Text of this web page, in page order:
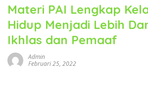
n
d
i
d
k
Materi PAI Lengkap
Hidup Menjadi Lebih
Ikhlas dan Pemaaf
Admin
Februari 25, 2022